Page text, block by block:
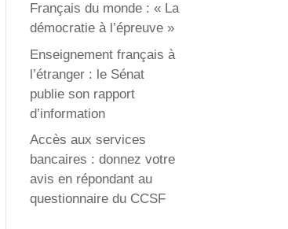
Français du monde : « La
démocratie à l’épreuve »
Enseignement français à
l’étranger : le Sénat
publie son rapport
d’information
Accès aux services
bancaires : donnez votre
avis en répondant au
questionnaire du CCSF